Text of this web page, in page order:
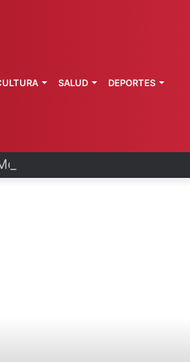
investiga explosión de
SALUD DEPORTES